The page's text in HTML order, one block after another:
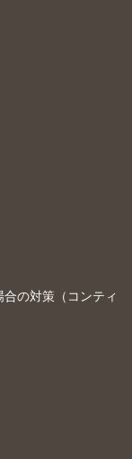
の対策（コンティ